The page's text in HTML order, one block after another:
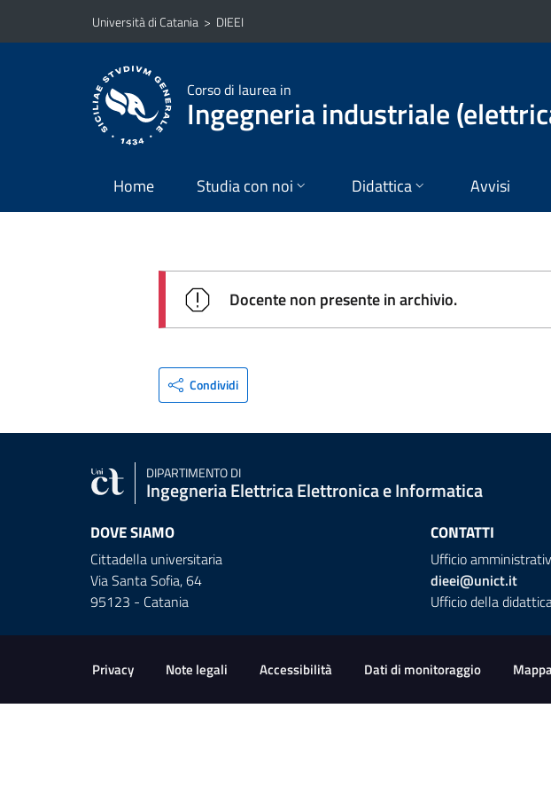
Vai al contenuto principale
Vai al menu di navigazione
Università di Catania > DIEEI
Corso di laurea in
Ingegneria industriale
Home Studia con noi Didattica Avvisi
Docente non presente in archivio.
Condividi
DIPARTIMENTO DI
Ingegneria Elettrica Elettronica e Informatica
DOVE SIAMO
Cittadella universitaria
Via Santa Sofia, 64
95123 - Catania
CONTATTI
Ufficio
dieei@unict.it
Ufficio della
Privacy Note legali Accessibilità Dati di monitoraggio